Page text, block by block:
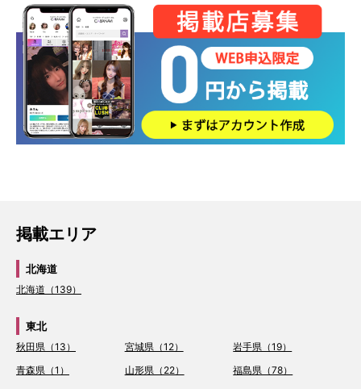
掲載エリア
北海道
北海道（139）
東北
秋田県（13） 宮城県（12）
岩手県（19）
青森県（1）
山形県（22） 福島県（78）